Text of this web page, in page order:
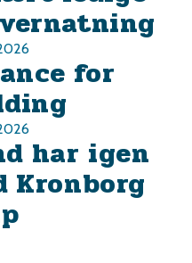
for
har igen
Kronborg